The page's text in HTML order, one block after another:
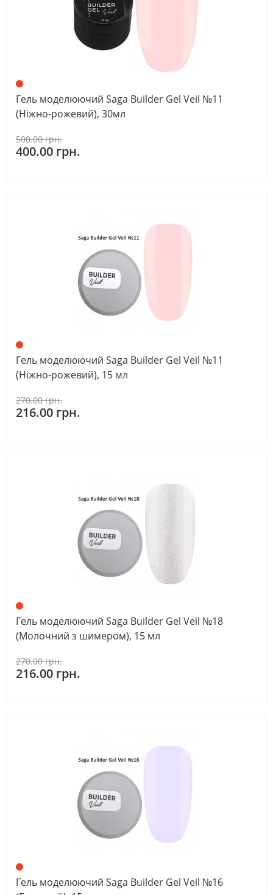
Гель моделюючий Saga Builder Gel Veil №11
(Ніжно-рожевий), 30мл
500.00 грн.
400.00 грн.
Гель моделюючий Saga Builder Gel Veil №11
(Ніжно-рожевий), 15 мл
270.00 грн.
216.00 грн.
Гель моделюючий Saga Builder Gel Veil №18
(Молочний з шимером), 15 мл
270.00 грн.
216.00 грн.
Гель моделюючий Saga Builder Gel Veil №16